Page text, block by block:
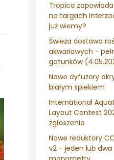
Tropica
na targach
już wiemy?
Świeża dostawa
akwariowych -
gatunków
Nowe dyfuzory
białym spiekiem
International
Layout Contest
zgłoszenia
Nowe reduktory
v2 - jeden lub dwa